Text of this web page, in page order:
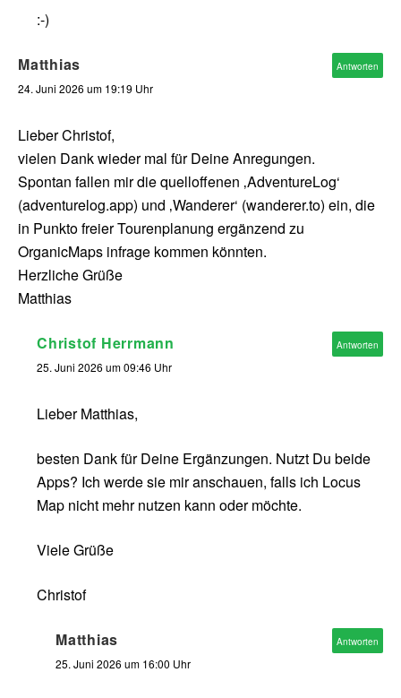
:-)
Matthias
24. Juni 2026 um 19:19 Uhr
Lieber Christof,
vielen Dank wieder mal für Deine Anregungen.
Spontan fallen mir die quelloffenen ‚AdventureLog‘
(adventurelog.app) und ‚Wanderer‘ (wanderer.to) ein, die
in Punkto freier Tourenplanung ergänzend zu
OrganicMaps infrage kommen könnten.
Herzliche Grüße
Matthias
Antworten
Christof Herrmann
25. Juni 2026 um 09:46 Uhr
Lieber Matthias,
besten Dank für Deine Ergänzungen. Nutzt Du beide
Apps? Ich werde sie mir anschauen, falls ich Locus
Map nicht mehr nutzen kann oder möchte.
Viele Grüße
Christof
Antworten
Matthias
25. Juni 2026 um 16:00 Uhr
Antworten